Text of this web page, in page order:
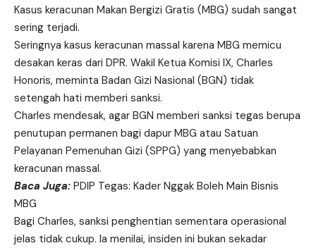
Kasus keracunan Makan Bergizi Gratis (MBG) sudah sangat
sering terjadi.
Seringnya kasus keracunan massal karena MBG memicu
desakan keras dari DPR. Wakil Ketua Komisi IX, Charles
Honoris, meminta Badan Gizi Nasional (BGN) tidak
setengah hati memberi sanksi.
Charles mendesak, agar BGN memberi sanksi tegas berupa
penutupan permanen bagi dapur MBG atau Satuan
Pelayanan Pemenuhan Gizi (SPPG) yang menyebabkan
keracunan massal.
Baca Juga: PDIP Tegas: Kader Nggak Boleh Main Bisnis
MBG
Bagi Charles, sanksi penghentian sementara operasional
jelas tidak cukup. Ia menilai, insiden ini bukan sekadar